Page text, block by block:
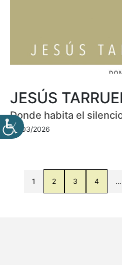
JESÚS
Donde habita el
30/03/2026
1 2 3 4 …